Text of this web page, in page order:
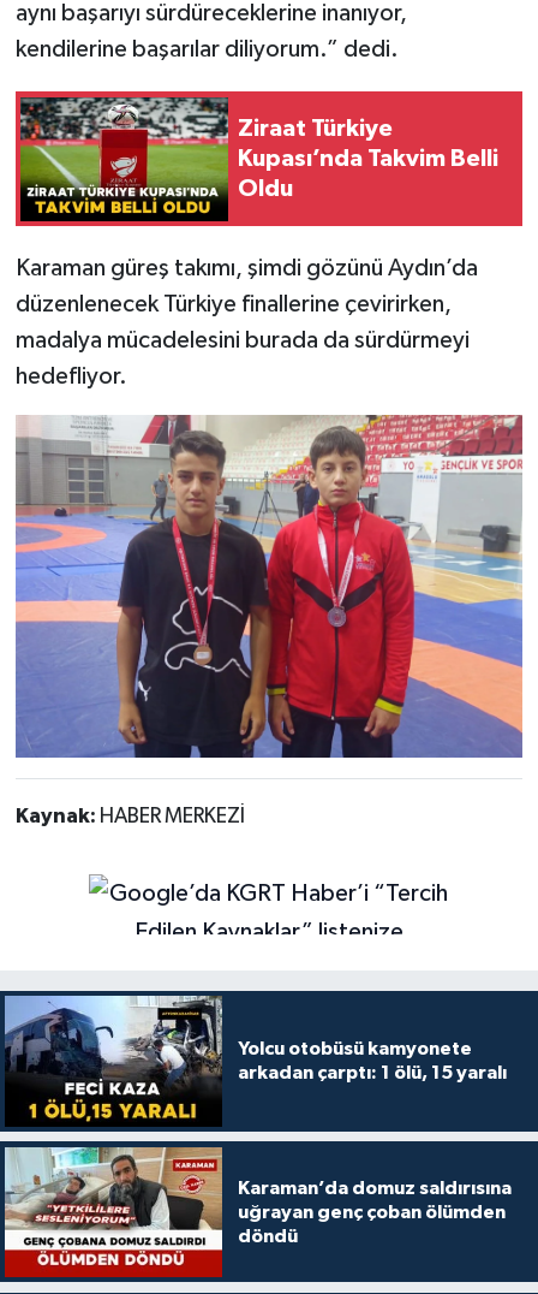
aynı başarıyı sürdüreceklerine inanıyor,
kendilerine başarılar diliyorum.” dedi.
Ziraat Türkiye
Kupası’nda Takvim Belli
Oldu
Karaman güreş takımı, şimdi gözünü Aydın’da
düzenlenecek Türkiye finallerine çevirirken,
madalya mücadelesini burada da sürdürmeyi
hedefliyor.
Kaynak: HABER MERKEZİ
Yolcu otobüsü kamyonete
arkadan çarptı: 1 ölü, 15 yaralı
Karaman’da domuz saldırısına
uğrayan genç çoban ölümden
döndü